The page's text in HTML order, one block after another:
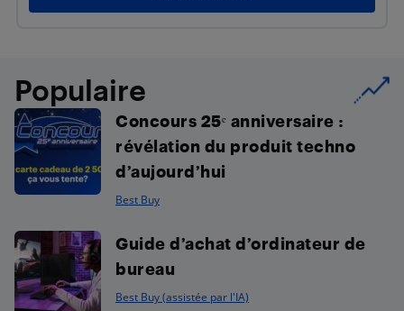
Populaire
Concours 25ᵉ anniversaire :
révélation du produit techno
d’aujourd’hui
Best Buy
Guide d’achat d’ordinateur de
bureau
Best Buy (assistée par l'IA)